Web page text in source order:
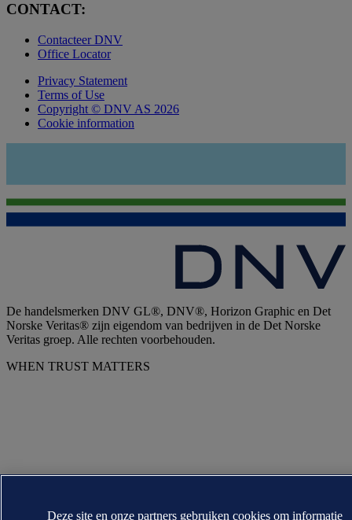
CONTACT:
Contacteer DNV
Office Locator
Privacy Statement
Terms of Use
Copyright © DNV AS 2026
Cookie information
De handelsmerken DNV GL®, DNV®, Horizon Graphic en Det
Norske Veritas® zijn eigendom van bedrijven in de Det Norske
Veritas groep. Alle rechten voorbehouden.
WHEN TRUST MATTERS
Deze site en onze partners gebruiken cookies om informatie